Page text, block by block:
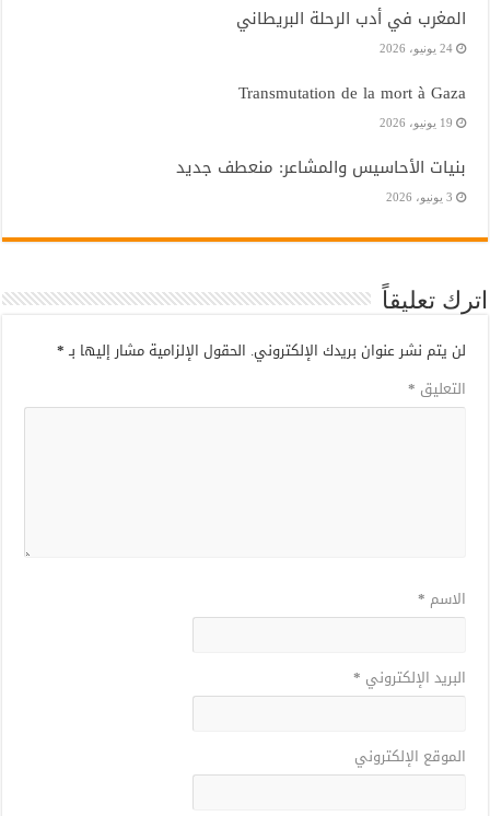
المغرب في أدب الرحلة البريطاني
24 يونيو، 2026
Transmutation de la mort à Gaza
19 يونيو، 2026
بنيات الأحاسيس والمشاعر: منعطف جديد
3 يونيو، 2026
اترك تعليقاً
لن يتم نشر عنوان بريدك الإلكتروني. الحقول الإلزامية مشار إليها بـ *
التعليق *
الاسم *
البريد الإلكتروني *
الموقع الإلكتروني